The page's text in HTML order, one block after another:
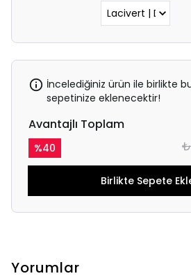
İncelediğiniz ürün ile birlikte
sepetinize eklenecektir!
Avantajlı Toplam
%40
Birlikte Sepete
Yorumlar